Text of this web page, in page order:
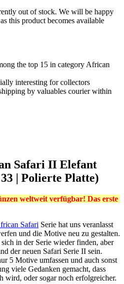
out of stock. We will be happy
this product becomes available
the top 15 in category African
interesting for collectors
by valuables courier within
Safari II Elefant
| Polierte Platte)
weltweit verfügbar! Das erste
Safari Serie hat uns veranlasst
und die Motive neu zu gestalten.
in der Serie wieder finden, aber
der neuen Safari Serie II sein.
5 Motive umfassen und auch sonst
viele Gedanken gemacht, dass
wird, oder sogar noch erfolgreicher.